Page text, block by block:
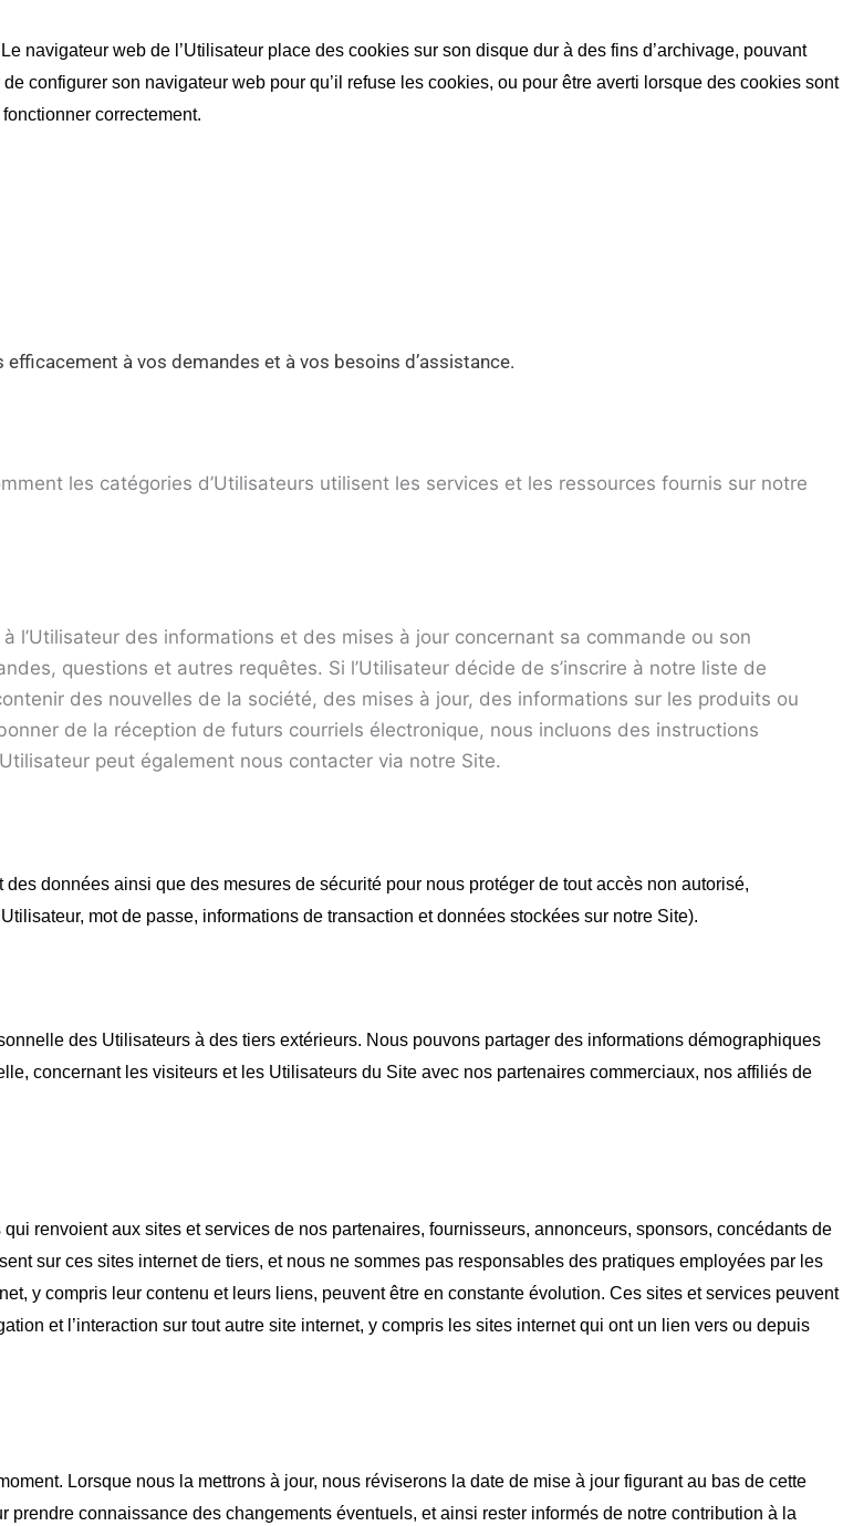
navigateur web de l’Utilisateur place des cookies sur son disque dur à des fins d’archivage, pouvant
configurer son navigateur web pour qu’il refuse les cookies, ou pour être averti lorsque des cookies sont
correctement.
à vos demandes et à vos besoins d’assistance.
les catégories d’Utilisateurs utilisent les services et les ressources fournis sur notre
l’Utilisateur des informations et des mises à jour concernant sa commande ou son
questions et autres requêtes. Si l’Utilisateur décide de s’inscrire à notre liste de
des nouvelles de la société, des mises à jour, des informations sur les produits ou
de la réception de futurs courriels électronique, nous incluons des instructions
peut également nous contacter via notre Site.
données ainsi que des mesures de sécurité pour nous protéger de tout accès non autorisé,
mot de passe, informations de transaction et données stockées sur notre Site).
des Utilisateurs à des tiers extérieurs. Nous pouvons partager des informations démographiques
concernant les visiteurs et les Utilisateurs du Site avec nos partenaires commerciaux, nos affiliés de
renvoient aux sites et services de nos partenaires, fournisseurs, annonceurs, sponsors, concédants de
sur ces sites internet de tiers, et nous ne sommes pas responsables des pratiques employées par les
y compris leur contenu et leurs liens, peuvent être en constante évolution. Ces sites et services peuvent
et l’interaction sur tout autre site internet, y compris les sites internet qui ont un lien vers ou depuis
Lorsque nous la mettrons à jour, nous réviserons la date de mise à jour figurant au bas de cette
connaissance des changements éventuels, et ainsi rester informés de notre contribution à la